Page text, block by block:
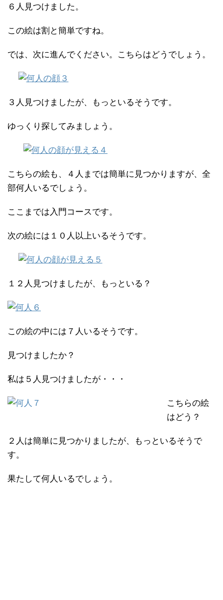
６人見つけました。
この絵は割と簡単ですね。
では、次に進んでください。こちらはどうでしょう。
３人見つけましたが、もっといるそうです。
ゆっくり探してみましょう。
こちらの絵も、４人までは簡単に見つかりますが、全
部何人いるでしょう。
ここまでは入門コースです。
次の絵には１０人以上いるそうです。
１２人見つけましたが、もっといる？
この絵の中には７人いるそうです。
見つけましたか？
私は５人見つけましたが・・・
こちらの絵
はどう？
２人は簡単に見つかりましたが、もっといるそうで
す。
果たして何人いるでしょう。